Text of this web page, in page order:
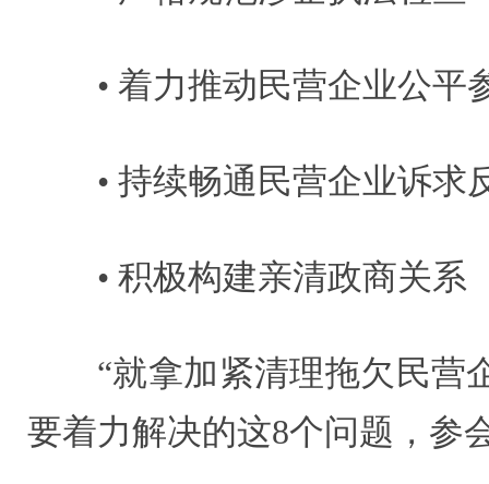
• 着力推动民营企业公平
• 持续畅通民营企业诉求
• 积极构建亲清政商关系
“就拿加紧清理拖欠民营
要着力解决的这8个问题，参